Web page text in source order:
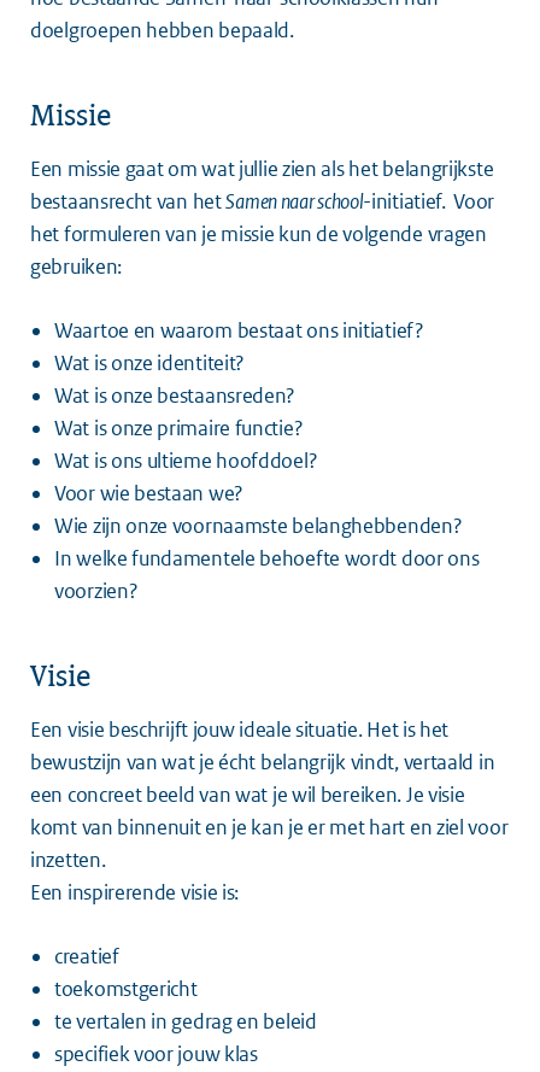
doelgroepen hebben bepaald.
Missie
Een missie gaat om wat jullie zien als het belangrijkste
bestaansrecht van hetSamen naar school-initiatief. Voor
het formuleren van je missie kun de volgende vragen
gebruiken:
Waartoe en waarom bestaat ons initiatief?
Wat is onze identiteit?
Wat is onze bestaansreden?
Wat is onze primaire functie?
Wat is ons ultieme hoofddoel?
Voor wie bestaan we?
Wie zijn onze voornaamste belanghebbenden?
In welke fundamentele behoefte wordt door ons
voorzien?
Visie
Een visie beschrijft jouw ideale situatie. Het is het
bewustzijn van wat je écht belangrijk vindt, vertaald in
een concreet beeld van wat je wil bereiken. Je visie
komt van binnenuit en je kan je er met hart en ziel voor
inzetten.
Een inspirerende visie is:
creatief
toekomstgericht
te vertalen in gedrag en beleid
specifiek voor jouw klas